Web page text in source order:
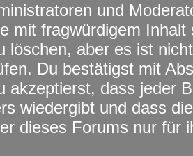
und
mit fragwürdigem
löschen, aber es ist
Du bestätigst mit
akzeptierst, dass jeder
wiedergibt und dass
dieses Forums nur für